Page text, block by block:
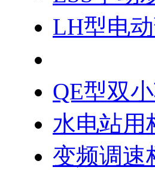
LH型电
QE型双
水电站用
变频调速